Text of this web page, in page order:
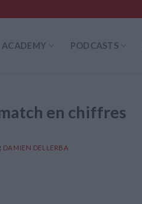
ACADEMY PODCASTS
en chiffres
DAMIEN DELLERBA